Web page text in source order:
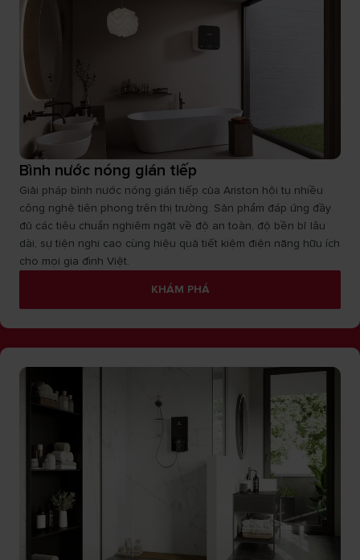
Bình nước nóng gián tiếp
Giải pháp bình nước nóng gián tiếp của Ariston hội tụ nhiều
công nghệ tiên phong trên thị trường. Sản phẩm đáp ứng đầy
đủ các tiêu chuẩn nghiêm ngặt về độ an toàn, độ bền bỉ lâu
dài, sự tiện nghi cao cùng hiệu quả tiết kiệm điện năng hữu ích
cho mọi gia đình Việt.
KHÁM PHÁ